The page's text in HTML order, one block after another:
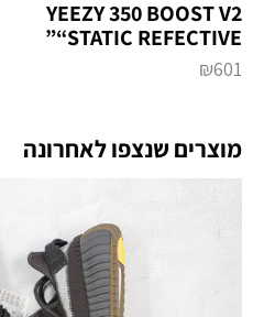
YEEZY 350 BOOST V2
“STATIC REFECTIVE”
₪601
מוצרים שנצפו לאחרונה